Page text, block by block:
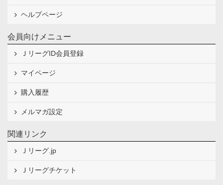
ヘルプページ
会員向けメニュー
ＪリーグID会員登録
マイページ
購入履歴
メルマガ設定
関連リンク
Ｊリーグ.jp
Ｊリーグチケット